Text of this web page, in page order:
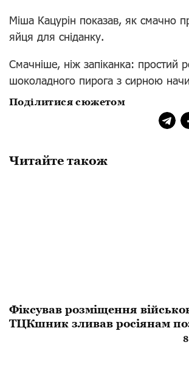
Міша Кацурін показав, як смачно
яйця для сніданку.
Смачніше, ніж запіканка: простий
шоколадного пирога з сирною
Поділитися сюжетом
Читайте також
Фіксував розміщення
ТЦКшник зливав росіянам